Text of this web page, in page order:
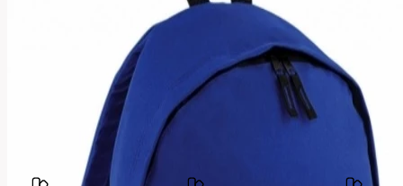
Parameter
Bagbase
BG125-
bright-
royal
Verwandte Produkte
Ihre Zufriedenheit ist unsere Priorität.